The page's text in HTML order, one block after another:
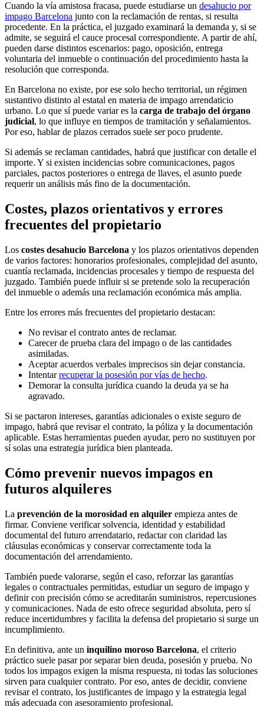
Cuando la vía amistosa fracasa, puede estudiarse un desahucio por
impago Barcelona junto con la reclamación de rentas, si resulta
procedente. En la práctica, el juzgado examinará la demanda y, si se
admite, se seguirá el cauce procesal correspondiente. A partir de ahí,
pueden darse distintos escenarios: pago, oposición, entrega
voluntaria del inmueble o continuación del procedimiento hasta la
resolución que corresponda.
En Barcelona no existe, por ese solo hecho territorial, un régimen
sustantivo distinto al estatal en materia de impago arrendaticio
urbano. Lo que sí puede variar es la carga de trabajo del órgano
judicial, lo que influye en tiempos de tramitación y señalamientos.
Por eso, hablar de plazos cerrados suele ser poco prudente.
Si además se reclaman cantidades, habrá que justificar con detalle el
importe. Y si existen incidencias sobre comunicaciones, pagos
parciales, pactos posteriores o entrega de llaves, el asunto puede
requerir un análisis más fino de la documentación.
Costes, plazos orientativos y errores
frecuentes del propietario
Los costes desahucio Barcelona y los plazos orientativos dependen
de varios factores: honorarios profesionales, complejidad del asunto,
cuantía reclamada, incidencias procesales y tiempo de respuesta del
juzgado. También puede influir si se pretende solo la recuperación
del inmueble o además una reclamación económica más amplia.
Entre los errores más frecuentes del propietario destacan:
No revisar el contrato antes de reclamar.
Carecer de prueba clara del impago o de las cantidades
asimiladas.
Aceptar acuerdos verbales imprecisos sin dejar constancia.
Intentarrecuperar la posesión por vías de hecho.
Demorar la consulta jurídica cuando la deuda ya se ha
agravado.
Si se pactaron intereses, garantías adicionales o existe seguro de
impago, habrá que revisar el contrato, la póliza y la documentación
aplicable. Estas herramientas pueden ayudar, pero no sustituyen por
sí solas una estrategia jurídica bien planteada.
Cómo prevenir nuevos impagos en
futuros alquileres
La prevención de la morosidad en alquiler empieza antes de
firmar. Conviene verificar solvencia, identidad y estabilidad
documental del futuro arrendatario, redactar con claridad las
cláusulas económicas y conservar correctamente toda la
documentación del arrendamiento.
También puede valorarse, según el caso, reforzar las garantías
legales o contractuales permitidas, estudiar un seguro de impago y
definir con precisión cómo se acreditarán suministros, repercusiones
y comunicaciones. Nada de esto ofrece seguridad absoluta, pero sí
reduce incertidumbres y facilita la defensa del propietario si surge un
incumplimiento.
En definitiva, ante un inquilino moroso Barcelona, el criterio
práctico suele pasar por separar bien deuda, posesión y prueba. No
todos los impagos exigen la misma respuesta, ni todas las soluciones
sirven para cualquier contrato. Por eso, antes de decidir, conviene
revisar el contrato, los justificantes de impago y la estrategia legal
más adecuada con asesoramiento profesional.